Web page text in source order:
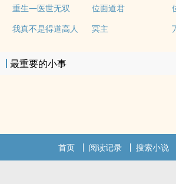
重生—医世无双 位面道君
我真不是得道高人
冥主
最重要的小事
首页 阅读记录 搜索小说